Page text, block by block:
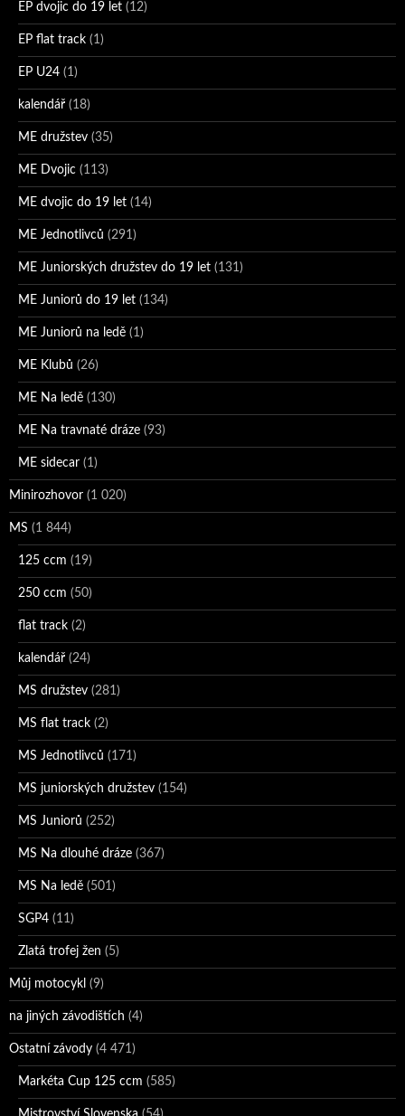
EP dvojic do 19 let (12)
EP flat track (1)
EP U24 (1)
kalendář (18)
ME družstev (35)
ME Dvojic (113)
ME dvojic do 19 let (14)
ME Jednotlivců (291)
ME Juniorských družstev do 19 let (131)
ME Juniorů do 19 let (134)
ME Juniorů na ledě (1)
ME Klubů (26)
ME Na ledě (130)
ME Na travnaté dráze (93)
ME sidecar (1)
Minirozhovor (1 020)
MS (1 844)
125 ccm (19)
250 ccm (50)
flat track (2)
kalendář (24)
MS družstev (281)
MS flat track (2)
MS Jednotlivců (171)
MS juniorských družstev (154)
MS Juniorů (252)
MS Na dlouhé dráze (367)
MS Na ledě (501)
SGP4 (11)
Zlatá trofej žen (5)
Můj motocykl (9)
na jiných závodištích (4)
Ostatní závody (4 471)
Markéta Cup 125 ccm (585)